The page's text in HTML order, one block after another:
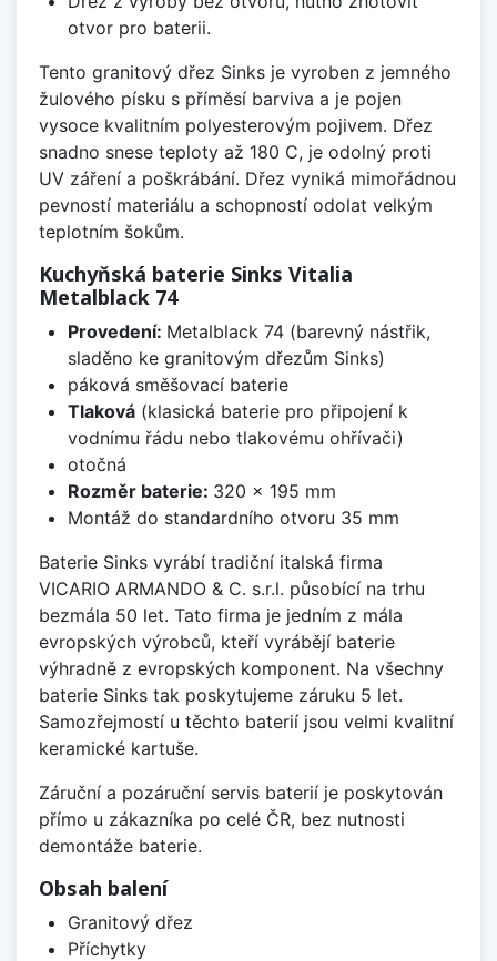
otvor pro baterii.
Tento granitový dřez Sinks je vyroben z jemného
žulového písku s příměsí barviva a je pojen
vysoce kvalitním polyesterovým pojivem. Dřez
snadno snese teploty až 180 C, je odolný proti
UV záření a poškrábání. Dřez vyniká mimořádnou
pevností materiálu a schopností odolat velkým
teplotním šokům.
Kuchyňská baterie Sinks Vitalia
Metalblack 74
Provedení: Metalblack 74 (barevný nástřik,
sladěno ke granitovým dřezům Sinks)
páková směšovací baterie
Tlaková(klasická baterie pro připojení k
vodnímu řádu nebo tlakovému ohřívači)
otočná
Rozměr baterie: 320 x 195 mm
Montáž do standardního otvoru 35 mm
Baterie Sinks vyrábí tradiční italská firma
VICARIO ARMANDO & C. s.r.l. působící na trhu
bezmála 50 let. Tato firma je jedním z mála
evropských výrobců, kteří vyrábějí baterie
výhradně z evropských komponent. Na všechny
baterie Sinks tak poskytujeme záruku 5 let.
Samozřejmostí u těchto baterií jsou velmi kvalitní
keramické kartuše.
Záruční a pozáruční servis baterií je poskytován
přímo u zákazníka po celé ČR, bez nutnosti
demontáže baterie.
Obsah balení
Granitový dřez
Příchytky